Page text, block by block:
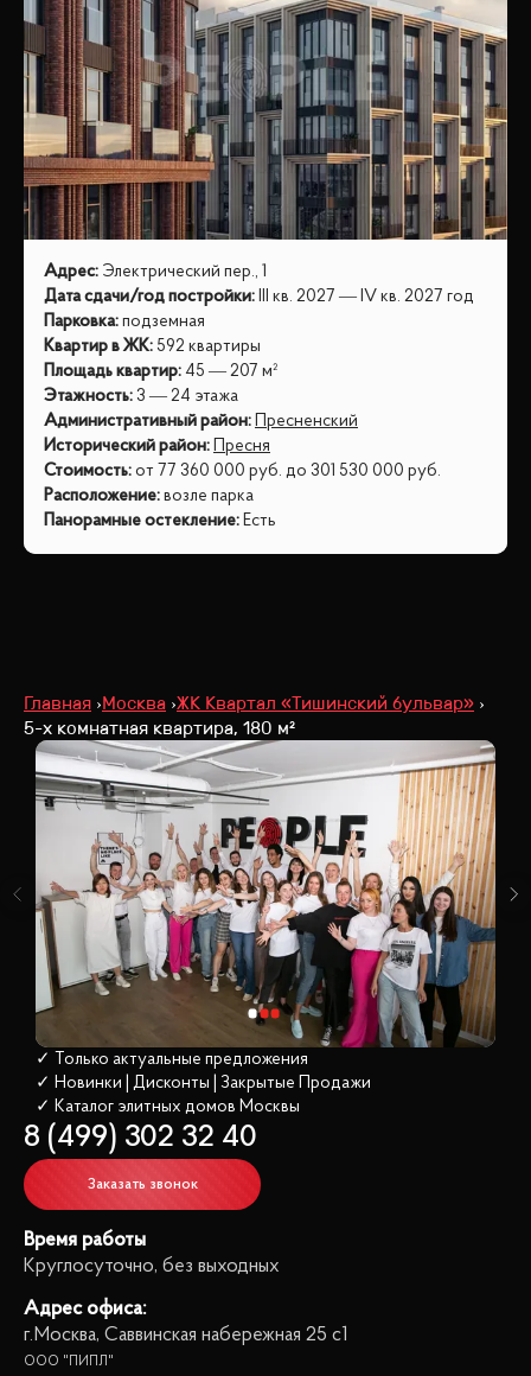
Адрес: Электрический пер., 1
Дата сдачи/год постройки: III кв. 2027 — IV кв. 2027 год
Парковка: подземная
Квартир в ЖК: 592 квартиры
Площадь квартир: 45 — 207 м²
Этажность: 3 — 24 этажа
Административный район: Пресненский
Исторический район: Пресня
Стоимость: от 77 360 000 руб. до 301 530 000 руб.
Расположение: возле парка
Панорамные остекление: Есть
Главная Москва ЖК Квартал «Тишинский бульвар»
5-х комнатная квартира, 180 м²
✓ Только актуальные предложения
✓ Новинки | Дисконты | Закрытые Продажи
✓ Каталог элитных домов Москвы
8 (499) 302 32 40
Заказать звонок
Время работы
Круглосуточно, без выходных
Адрес офиса:
г.Москва, Саввинская набережная 25 с1
ООО "ПИПЛ"